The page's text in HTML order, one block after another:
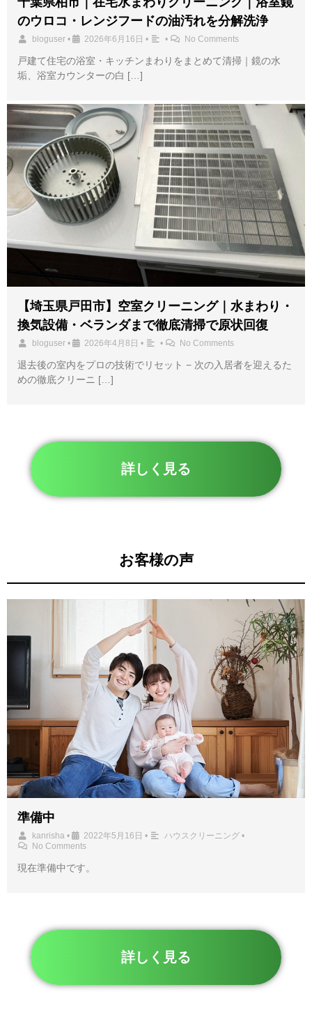
のウロコ・レンジフードの油汚れを分解洗浄
bloguser • 2026年6月16日 • • No Comments
戸建て住宅の浴室・キッチンまわりをまとめて清掃｜鏡の水
垢、浴室カウンターの白 […]
【埼玉県戸田市】空室クリーニング｜水まわり・
換気設備・ベランダまで徹底清掃で原状回復
bloguser • 2026年4月8日 • • No Comments
退去後の室内をプロの技術でリセット − 次の入居者を迎えるた
めの徹底クリーニ […]
詳しく見る
お客様の声
準備中
kanrisha • 2022年5月16日 • ハウスクリーニング •
No Comments
現在準備中です。
詳しく見る